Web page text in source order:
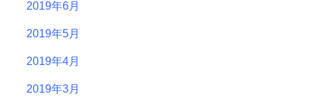
2019年6月
2019年5月
2019年4月
2019年3月